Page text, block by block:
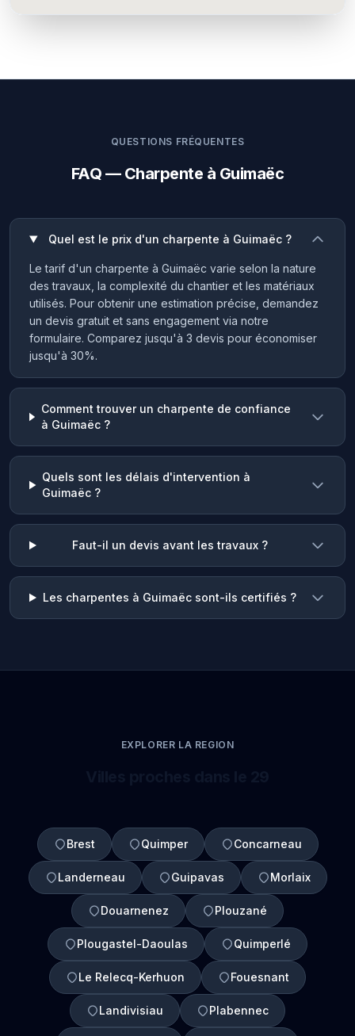
QUESTIONS FRÉQUENTES
FAQ — Charpente à Guimaëc
Quel est le prix d'un charpente à Guimaëc ?
Le tarif d'un charpente à Guimaëc varie selon la nature
des travaux, la complexité du chantier et les matériaux
utilisés. Pour obtenir une estimation précise, demandez
un devis gratuit et sans engagement via notre
formulaire. Comparez jusqu'à 3 devis pour économiser
jusqu'à 30%.
Comment trouver un charpente de confiance
à Guimaëc ?
Quels sont les délais d'intervention à
Guimaëc ?
Faut-il un devis avant les travaux ?
Les charpentes à Guimaëc sont-ils certifiés ?
EXPLORER LA REGION
Brest Quimper Concarneau
Landerneau Guipavas Morlaix
Douarnenez Plouzané
Plougastel-Daoulas Quimperlé
Le Relecq-Kerhuon Fouesnant
Landivisiau Plabennec